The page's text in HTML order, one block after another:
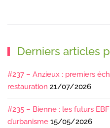
Derniers articles
#237 – Anzieux : premiers
restauration 21/07/2026
#235 – Bienne : les futurs
d’urbanisme 15/05/2026